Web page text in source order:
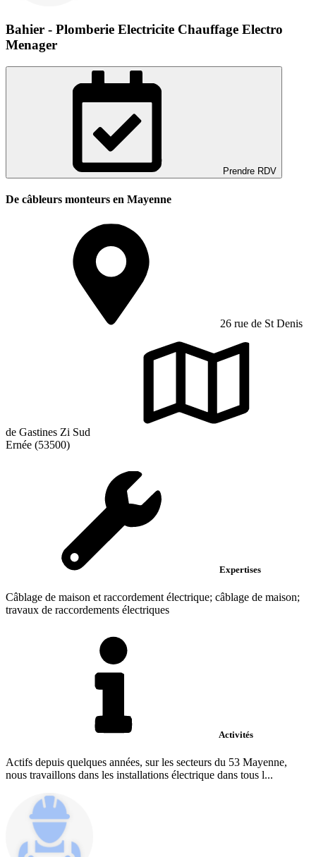
Bahier - Plomberie Electricite Chauffage Electro
Menager
Prendre RDV
De câbleurs monteurs en Mayenne
26 rue de St Denis
de Gastines Zi Sud
Ernée (53500)
Expertises
Câblage de maison et raccordement électrique; câblage de maison;
travaux de raccordements électriques
Activités
Actifs depuis quelques années, sur les secteurs du 53 Mayenne,
nous travaillons dans les installations électrique dans tous l...